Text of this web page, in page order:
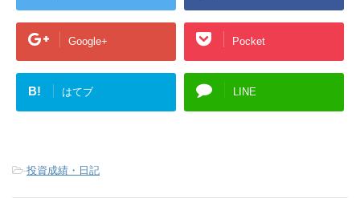
Google+ Pocket
B! はてブ LINE
-投資成績・日記